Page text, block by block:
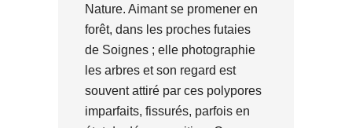
Nature. Aimant se promener en
forêt, dans les proches futaies
de Soignes ; elle photographie
les arbres et son regard est
souvent attiré par ces polypores
imparfaits, fissurés, parfois en